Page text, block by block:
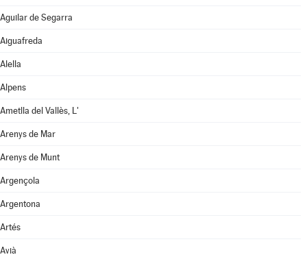
Aguilar de Segarra
Aiguafreda
Alella
Alpens
Ametlla del Vallès, L'
Arenys de Mar
Arenys de Munt
Argençola
Argentona
Artés
Avià